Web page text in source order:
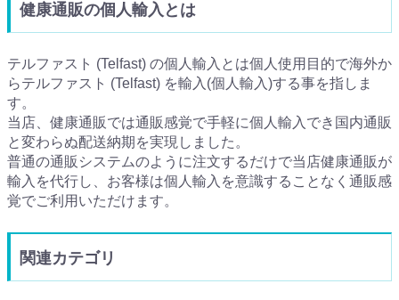
健康通販の個人輸入とは
テルファスト (Telfast) の個人輸入とは個人使用目的で海外か
らテルファスト (Telfast) を輸入(個人輸入)する事を指しま
す。
当店、健康通販では通販感覚で手軽に個人輸入でき国内通販
と変わらぬ配送納期を実現しました。
普通の通販システムのように注文するだけで当店健康通販が
輸入を代行し、お客様は個人輸入を意識することなく通販感
覚でご利用いただけます。
関連カテゴリ